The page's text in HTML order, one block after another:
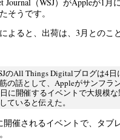
そうです。
よると、出荷は、3月とのこ
のAll Things Digitalブログは4
の話として、Appleがサンフラ
に開催するイベントで大規模
ていると伝えた。
開催されるイベントで、タブ